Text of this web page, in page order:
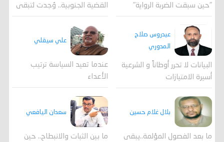
"حين سبقت الضربة الرواية" القضية الجنوبية.. وُجدت لتبقى
عيدروس صلاح
المدوري
البيانات لا تحرر أوطاناً و الشرعية
أسيرة الامتيازات
علي سيقلي
عندما تعيد السياسة ترتيب
الأعداء
بلال غلام حسين
ما بعد الفصول المؤلمة..يبقى
سعدان اليافعي
ما بين الثبات والانبطاح.. حين